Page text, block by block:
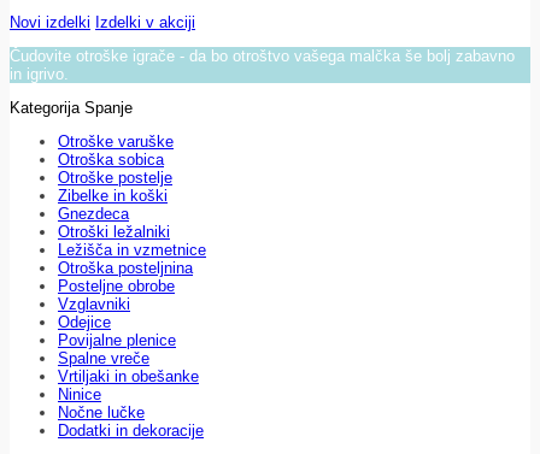
Novi izdelki Izdelki v akciji
Čudovite otroške igrače - da bo otroštvo vašega malčka še bolj zabavno
in igrivo.
Kategorija Spanje
Otroške varuške
Otroška sobica
Otroške postelje
Zibelke in koški
Gnezdeca
Otroški ležalniki
Ležišča in vzmetnice
Otroška posteljnina
Posteljne obrobe
Vzglavniki
Odejice
Povijalne plenice
Spalne vreče
Vrtiljaki in obešanke
Ninice
Nočne lučke
Dodatki in dekoracije